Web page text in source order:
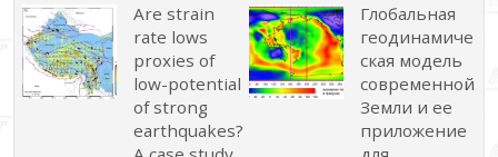
Are strain
rate lows
proxies of
low-potential
of strong
earthquakes?
Глобальная
геодинамиче
ская модель
современной
Земли и ее
приложение